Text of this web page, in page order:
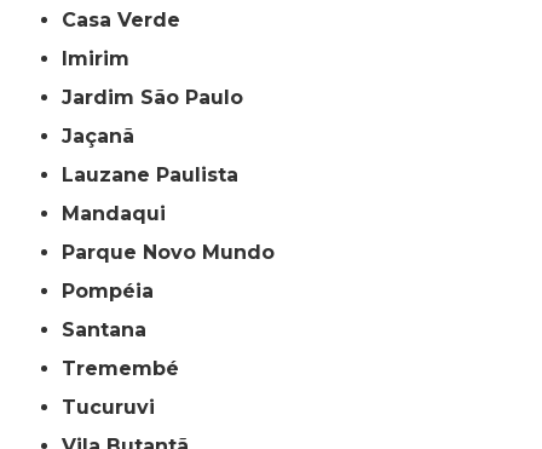
Casa Verde
Imirim
Jardim São Paulo
Jaçanã
Lauzane Paulista
Mandaqui
Parque Novo Mundo
Pompéia
Santana
Tremembé
Tucuruvi